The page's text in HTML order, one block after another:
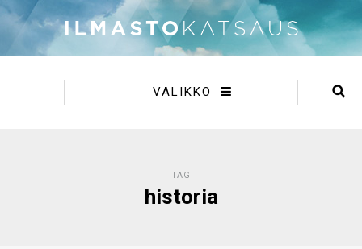
VALIKKO
TAG
historia